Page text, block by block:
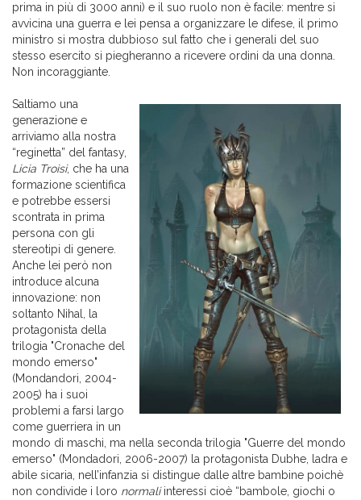
prima in più di 3000 anni) e il suo ruolo non è facile: mentre si
avvicina una guerra e lei pensa a organizzare le difese, il primo
ministro si mostra dubbioso sul fatto che i generali del suo
stesso esercito si piegheranno a ricevere ordini da una donna.
Non incoraggiante.
Saltiamo una
generazione e
arriviamo alla nostra
“reginetta” del fantasy,
Licia Troisi, che ha una
formazione scientifica
e potrebbe essersi
scontrata in prima
persona con gli
stereotipi di genere.
Anche lei però non
introduce alcuna
innovazione: non
soltanto Nihal, la
protagonista della
trilogia "Cronache del
mondo emerso"
(Mondandori, 2004-
2005) ha i suoi
problemi a farsi largo
come guerriera in un
mondo di maschi, ma nella seconda trilogia "Guerre del mondo
emerso" (Mondadori, 2006-2007) la protagonista Dubhe, ladra e
abile sicaria, nell’infanzia si distingue dalle altre bambine poichè
non condivide i loro normaliinteressi cioè “bambole, giochi o